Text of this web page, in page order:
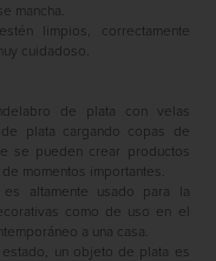
mancha.
limpios, correctamente
cuidadoso.
de plata con velas
de plata cargando copas de
se pueden crear productos
momentos importantes.
altamente usado para la
como de uso en el
a una casa.
un objeto de plata es